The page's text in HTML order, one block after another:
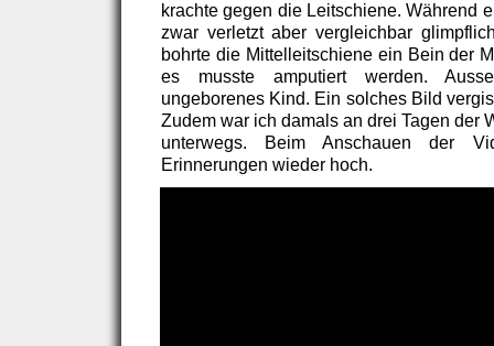
krachte gegen die Leitschiene. Während
zwar verletzt aber vergleichbar
bohrte die Mittelleitschiene ein Bein der
es musste amputiert werden.
ungeborenes Kind. Ein solches Bild
Zudem war ich damals an drei Tagen der
unterwegs. Beim Anschauen der
Erinnerungen wieder hoch.